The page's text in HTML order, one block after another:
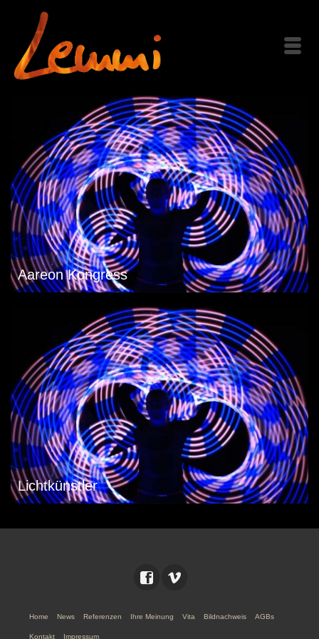
Aareon Kongress
Lichtkünstler
Home News Referenzen Ihre Meinung Vita Bildnachweis AGBs
Kontakt Impressum